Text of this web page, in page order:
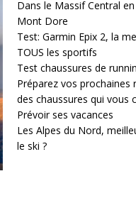
Dans le Massif Central
Mont Dore
Test: Garmin Epix 2, la
TOUS les sportifs
Test chaussures de
Préparez vos prochaines
des chaussures qui vous
Prévoir ses vacances
Les Alpes du Nord,
le ski ?